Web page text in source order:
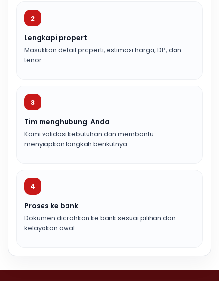
2
Lengkapi properti
Masukkan detail properti, estimasi harga, DP, dan
tenor.
3
Tim menghubungi Anda
Kami validasi kebutuhan dan membantu
menyiapkan langkah berikutnya.
4
Proses ke bank
Dokumen diarahkan ke bank sesuai pilihan dan
kelayakan awal.